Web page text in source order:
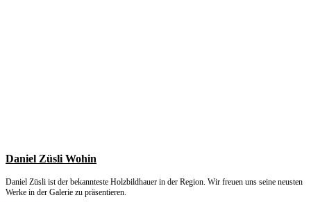
Daniel Züsli Wohin
Daniel Züsli ist der bekannteste Holzbildhauer in der Region. Wir freuen uns seine neusten
Werke in der Galerie zu präsentieren.